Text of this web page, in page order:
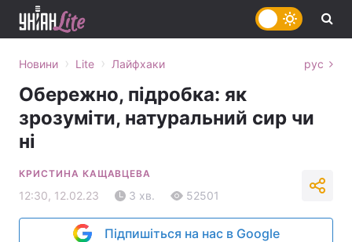
Новини › Lite › Лайфхаки рус
Обережно, підробка: як
зрозуміти, натуральний сир чи
ні
КРИСТИНА КАЩАВЦЕВА
12:30, 12.02.23 3 хв. 52501
Підпишіться на нас в Google